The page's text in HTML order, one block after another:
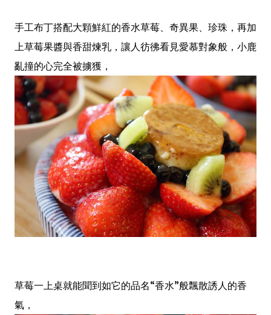
手工布丁搭配大顆鮮紅的香水草莓、奇異果、珍珠，再加
上草莓果醬與香甜煉乳，讓人彷彿看見愛慕對象般，小鹿
亂撞的心完全被擄獲，
草莓一上桌就能聞到如它的品名“香水”般飄散誘人的香
氣，